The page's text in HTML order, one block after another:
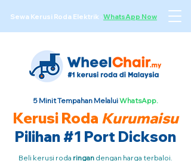
Sewa Kerusi Roda Elektrik · WhatsApp Now
5 Minit Tempahan MelaluiWhatsApp.
Kerusi Roda Kurumaisu
Pilihan #1 Port Dickson
Beli kerusi roda ringan dengan harga terbaloi.